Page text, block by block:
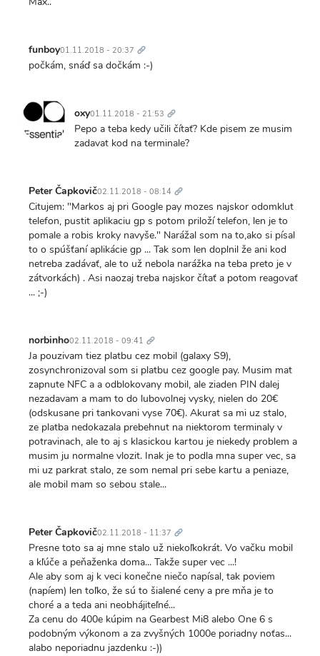
funboy01.11.2018 - 20:37 odkaz
počkám, snáď sa dočkám :-)
oxy01.11.2018 - 21:53 odkaz
Pepo a teba kedy učili čítať? Kde pisem ze musim
zadavat kod na terminale?
Peter Čapkovič02.11.2018 - 08:14 odkaz
Citujem: "Markos aj pri Google pay mozes najskor odomklut
telefon, pustit aplikaciu gp s potom priloží telefon, len je to
pomale a robis kroky navyše." Narážal som na to,ako si písal
to o spúšťaní aplikácie gp ... Tak som len doplnil že ani kod
netreba zadávať, ale to už nebola narážka na teba preto je v
zátvorkách) . Asi naozaj treba najskor čítať a potom reagovať
... ;-)
norbinho02.11.2018 - 09:41 odkaz
Ja pouzivam tiez platbu cez mobil (galaxy S9),
zosynchronizoval som si platbu cez google pay. Musim mat
zapnute NFC a a odblokovany mobil, ale ziaden PIN dalej
nezadavam a mam to do lubovolnej vysky, nielen do 20€
(odskusane pri tankovani vyse 70€). Akurat sa mi uz stalo,
ze platba nedokazala prebehnut na niektorom terminaly v
potravinach, ale to aj s klasickou kartou je niekedy problem a
musim ju normalne vlozit. Inak je to podla mna super vec, sa
mi uz parkrat stalo, ze som nemal pri sebe kartu a peniaze,
ale mobil mam so sebou stale...
Peter Čapkovič02.11.2018 - 11:37 odkaz
Presne toto sa aj mne stalo už niekoľkokrát. Vo vačku mobil
a kľúče a peňaženka doma... Takže super vec ...!
Ale aby som aj k veci konečne niečo napísal, tak poviem
(napíem) len toľko, že sú to šialené ceny a pre mňa je to
choré a a teda ani neobhájiteľné...
Za cenu do 400e kúpim na Gearbest Mi8 alebo One 6 s
podobným výkonom a za zvyšných 1000e poriadny noťas...
alabo neporiadnu jazdenku :-))